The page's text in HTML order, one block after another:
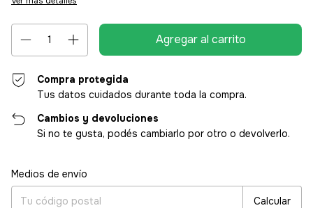
Compra protegida
Tus datos cuidados durante toda la compra.
Cambios y devoluciones
Si no te gusta, podés cambiarlo por otro o devolverlo.
Entregas para el CP:
Medios de envío
Calcular